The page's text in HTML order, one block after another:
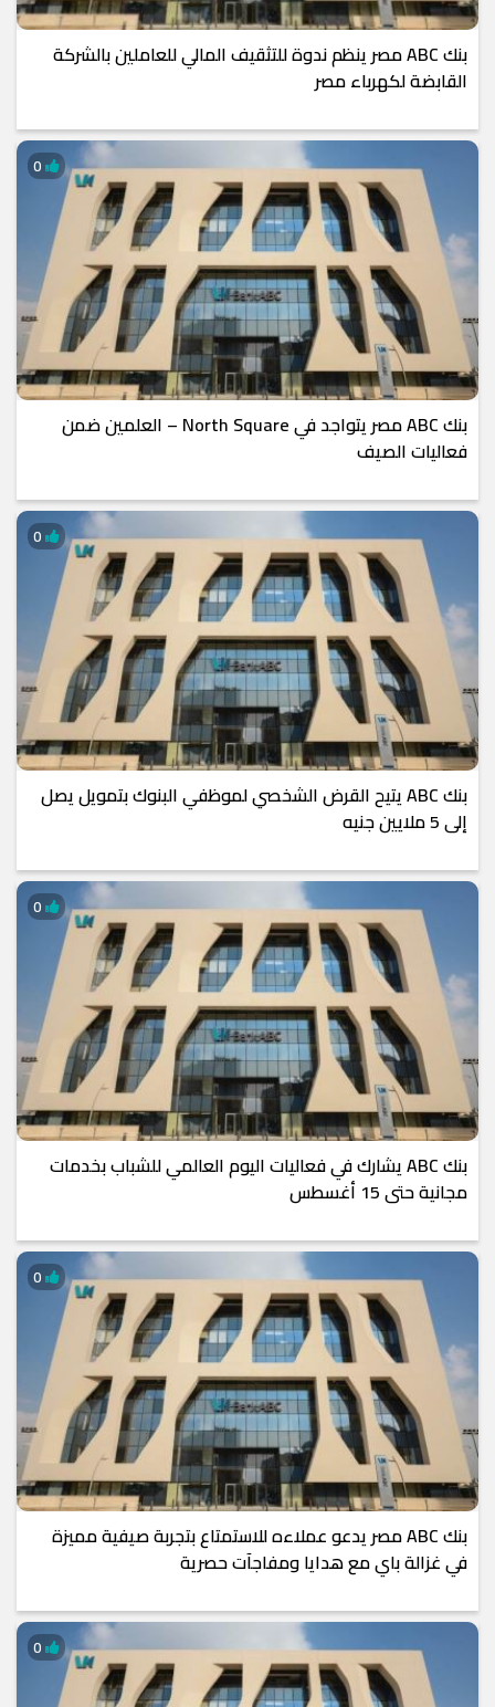
بنك ABC مصر ينظم ندوة للتثقيف المالي للعاملين بالشركة
القابضة لكهرباء مصر
بنك ABC مصر يتواجد في North Square – العلمين ضمن
فعاليات الصيف
بنك ABC يتيح القرض الشخصي لموظفي البنوك بتمويل يصل
إلى 5 ملايين جنيه
بنك ABC يشارك في فعاليات اليوم العالمي للشباب بخدمات
مجانية حتى 15 أغسطس
بنك ABC مصر يدعو عملاءه للاستمتاع بتجربة صيفية مميزة
في غزالة باي مع هدايا ومفاجآت حصرية